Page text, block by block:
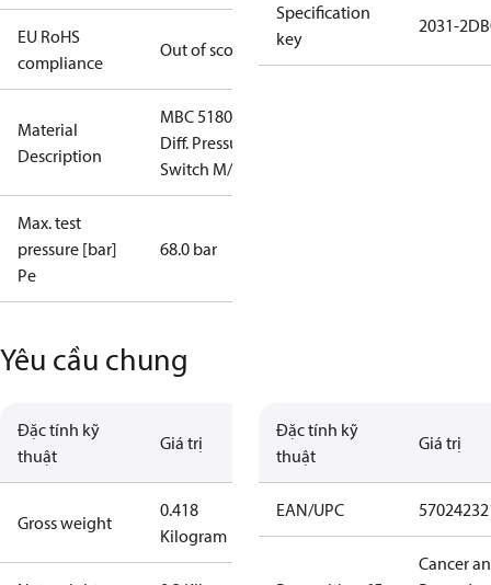
EU RoHS
compliance
Out of scope
Material
Description
MBC 5180
Diff. Pressure
Switch M/10
Max. test
pressure [bar]
Pe
68.0 bar
Specification
key
2031-
Yêu cầu chung
Đặc tính kỹ
thuật
Giá trị
Gross weight
0.418
Kilogram
Đặc tính kỹ
thuật
Giá trị
EAN/UPC
Cancer